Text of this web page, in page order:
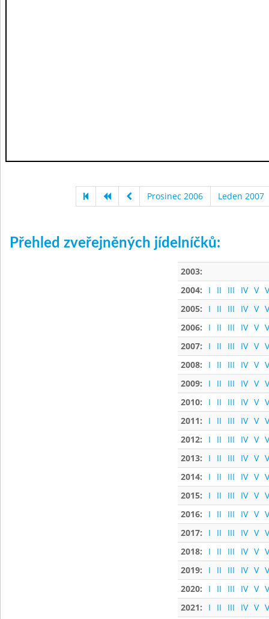
Prosinec 2006 Leden 2007
Přehled zveřejněných jídelníčků:
2003:
2004:
I II III IV V
2005:
I II III IV V
2006:
I II III IV V
2007:
I II III IV V
2008:
I II III IV V
2009:
I II III IV V
2010:
I II III IV V
2011:
I II III IV V
2012:
I II III IV V
2013:
I II III IV V
2014:
I II III IV V
2015:
I II III IV V
2016:
I II III IV V
2017:
I II III IV V
2018:
I II III IV V
2019:
I II III IV V
2020:
I II III IV V
2021:
I II III IV V